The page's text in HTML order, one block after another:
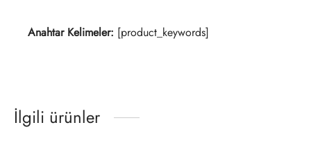
Anahtar Kelimeler: [product_keywords]
İlgili ürünler